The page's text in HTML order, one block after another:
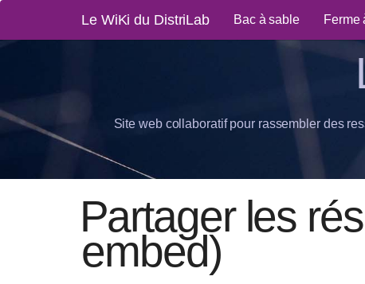
Le WiKi du DistriLab Bac à sable Ferme
Site web collaboratif pour rassembler des
Partager les
embed)